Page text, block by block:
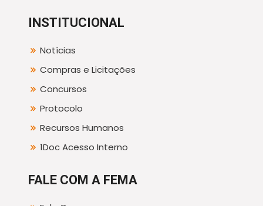
INSTITUCIONAL
Notícias
Compras e Licitações
Concursos
Protocolo
Recursos Humanos
1Doc Acesso Interno
FALE COM A FEMA